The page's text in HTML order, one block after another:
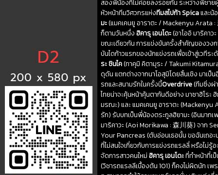
สองพี่น้องที่ไม่ค่อยลงรอยกัน ระหว่างพี่ชา
หัวหน้าทีมวิศวกรแห่งทีมสไปก้าSpicaและน้
มะ(แมคเคนยู อาราตะ / Mackenyu Arata
ก็ตามวันหนึ่งฮิคารุ เอนโดะ(อาโออิ มาริคา
ขณะเดียวกัน การแข่งขันครั้งสำคัญของวง
บันไดก้าวแรกของนักแข่งรถเพื่อเข้าสู่เวทีระ
ระ ชินไค(ทาคุมิ คิตามุระ / Takumi
ดุดัน แตกต่างจากนาโอสุมิโดยสิ้นเชิง มาเ
รถและสนามรักในครั้งนี้Overdrive(ทีมซิ่งผ่
ไทยน่าจะคุ้นหน้าคุ้นตากันดีอย่าง มาซาฮิโร
มรณะ) และ แมคเคนยู อาราตะ (Mackenyu
รัก) รับบทเป็นพี่น้องตระกูลฮิยามะ (อินมาก
มาริคาวะ (Aoi Morikawa : 森川葵) จาก
Your Pancreas (ตับอ่อนเธอนั้น ขอฉันเถอ
ที่ไม่สนใจเกี่ยวกับการแข่งรถแรลลี่ หรือไม่รู้
จัดการสาวคนใหม่ฮิคารุ เอนโดะที่ทำหน้าที่เ
(วิชารถแรลลีเบื้องต้น 101) ก็คงไม่ผิดนัก เ